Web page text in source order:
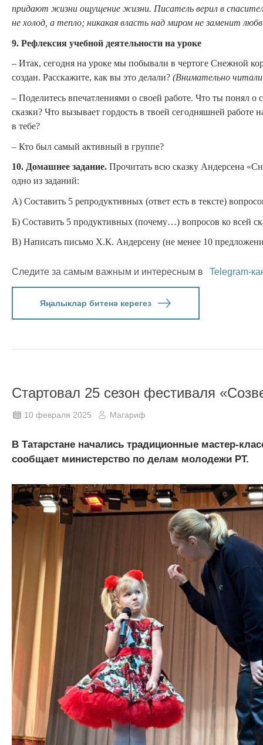
придают жизни ощущение жизни. Писатель верил в
не холод, а тепло; никакая власть над миром не заменит
9. Рефлексия учебной деятельности на уроке
– Итак, сегодня на уроке мы побывали в чертоге Снежной
создан. Расскажите, как вы это делали? (Внимательно читали
– Поделитесь впечатлениями о своей работе. Что ты понял о
сказки? Что вызывает гордость в твоей сегодняшней работе
в тебе?
– Кто был самый активный в группе?
10. Домашнее задание. Прочитать всю сказку Андерсена
одно из заданий:
А) Составить 5 репродуктивных (ответ есть в тексте)
Б) Составить 5 продуктивных (почему…) вопросов ко всей
В) Написать письмо Х.К. Андерсену (не менее 10
Следите за самым важным и интересным в Telegram-
Яңалыклар битенә керегез
Стартовал 25 сезон фестиваля
10 февраля 2025 Магариф
В Татарстане начались традиционные мастер-
сообщает министерство по делам молодежи РТ.